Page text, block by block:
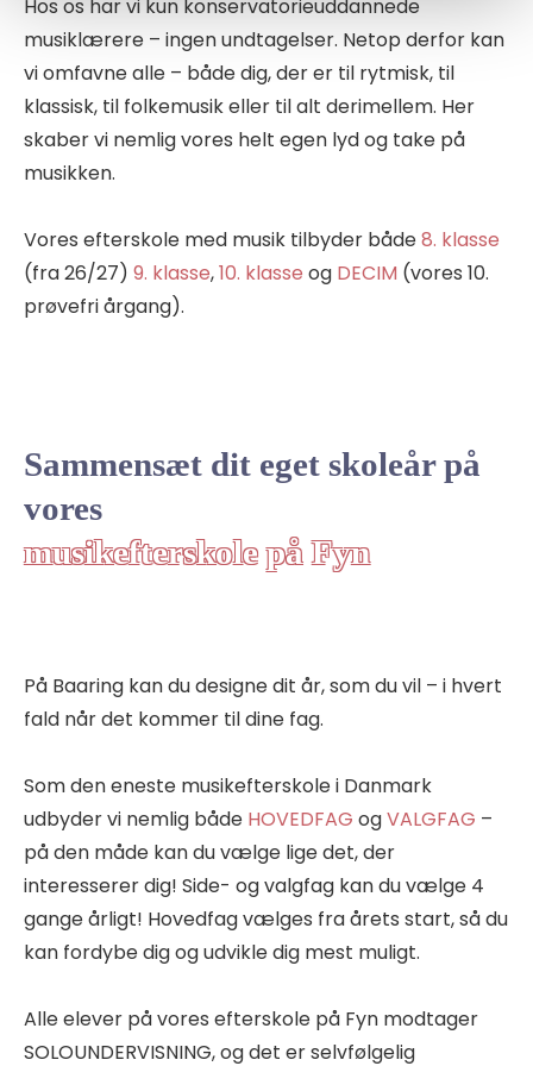
Hos os har vi kun konservatorieuddannede
musiklærere – ingen undtagelser. Netop derfor kan
vi omfavne alle – både dig, der er til rytmisk, til
klassisk, til folkemusik eller til alt derimellem. Her
skaber vi nemlig vores helt egen lyd og take på
musikken.
Vores efterskole med musik tilbyder både8. klasse
(fra 26/27) 9. klasse,10. klasse og DECIM (vores 10.
prøvefri årgang).
Sammensæt dit eget skoleår på
vores
musikefterskole på Fyn
På Baaring kan du designe dit år, som du vil – i hvert
fald når det kommer til dine fag.
Som den eneste musikefterskole i Danmark
udbyder vi nemlig både HOVEDFAG ogVALGFAG –
på den måde kan du vælge lige det, der
interesserer dig! Side- og valgfag kan du vælge 4
gange årligt! Hovedfag vælges fra årets start, så du
kan fordybe dig og udvikle dig mest muligt.
Alle elever på vores efterskole på Fyn modtager
SOLOUNDERVISNING, og det er selvfølgelig